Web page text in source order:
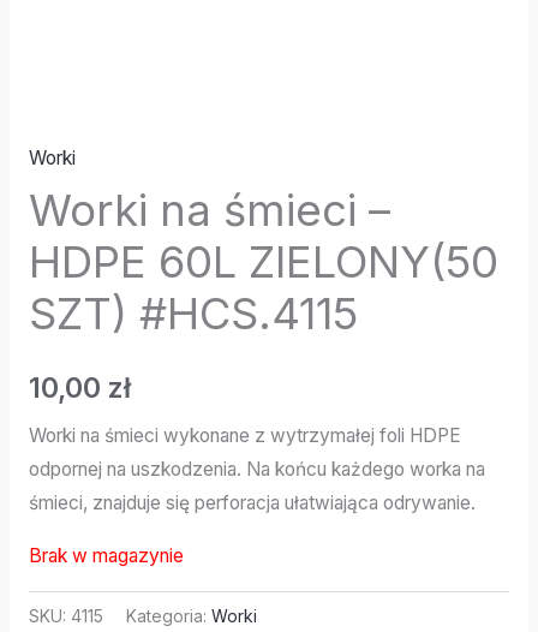
Worki
Worki na śmieci –
HDPE 60L ZIELONY(50
SZT) #HCS.4115
10,00 zł
Worki na śmieci wykonane z wytrzymałej foli HDPE
odpornej na uszkodzenia. Na końcu każdego worka na
śmieci, znajduje się perforacja ułatwiająca odrywanie.
Brak w magazynie
SKU: 4115 Kategoria: Worki